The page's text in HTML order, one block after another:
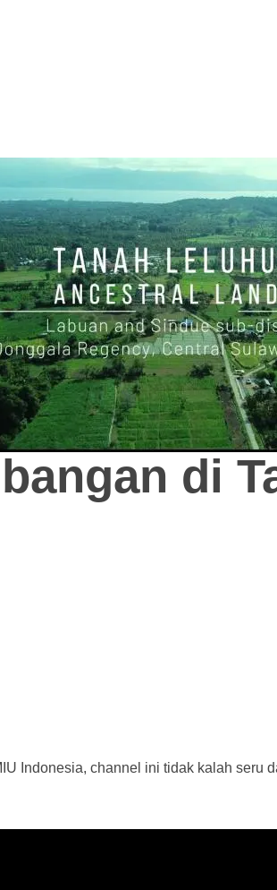
di
Indonesia, channel ini tidak kalah seru